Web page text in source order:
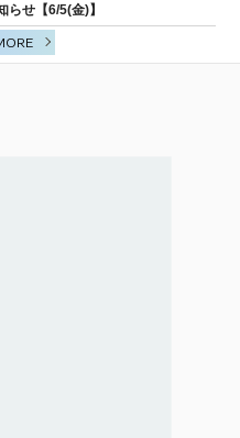
せ【6/5(金)】